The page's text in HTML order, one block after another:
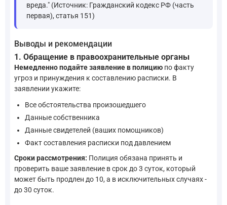
вреда." (Источник: Гражданский кодекс РФ (часть
первая), статья 151)
Выводы и рекомендации
1. Обращение в правоохранительные органы
Немедленно подайте заявление в полицию по факту
угроз и принуждения к составлению расписки. В
заявлении укажите:
Все обстоятельства произошедшего
Данные собственника
Данные свидетелей (ваших помощников)
Факт составления расписки под давлением
Сроки рассмотрения: Полиция обязана принять и
проверить ваше заявление в срок до 3 суток, который
может быть продлен до 10, а в исключительных случаях -
до 30 суток.